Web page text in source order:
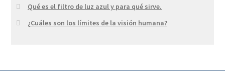
Qué es el filtro de luz azul y para qué sirve.
¿Cuáles son los límites de la visión humana?